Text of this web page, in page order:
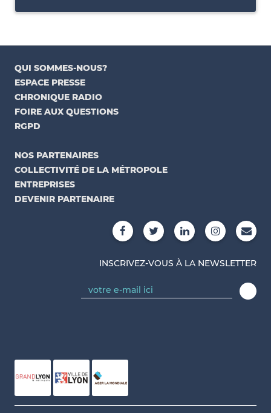
QUI SOMMES-NOUS?
ESPACE PRESSE
CHRONIQUE RADIO
FOIRE AUX QUESTIONS
RGPD
NOS PARTENAIRES
COLLECTIVITÉ DE LA MÉTROPOLE
ENTREPRISES
DEVENIR PARTENAIRE
INSCRIVEZ-VOUS À LA NEWSLETTER